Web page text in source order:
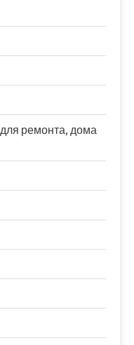
ремонта, дома